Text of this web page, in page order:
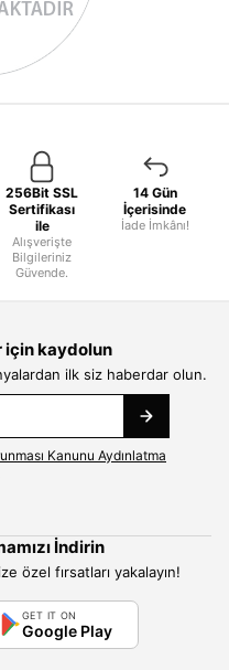
256Bit SSL
Sertifikası
ile
Alışverişte
Bilgileriniz
Güvende.
14 Gün
İçerisinde
İade İmkânı!
için kaydolun
ilk siz haberdar olun.
Kanunu Aydınlatma
İndirin
özel fırsatları yakalayın!
GET IT ON
Google Play